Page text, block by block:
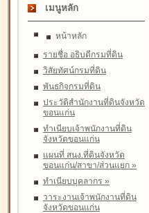
เมนูหลัก
หน้าหลัก
รายชื่อ อธิบดีกรมที่ดิน
วิสัยทัศน์กรมที่ดิน
พันธกิจกรมที่ดิน
ประวัติสำนักงานที่ดินจังหวัด
ขอนแก่น
ทำเนียบเจ้าพนักงานที่ดิน
จังหวัดขอนแก่น
แผนที่ สนง.ที่ดินจังหวัด
ขอนแก่น/สาขา/ส่วนแยก »
ทำเนียบบุคลากร »
วาระงานเจ้าพนักงานที่ดิน
จังหวัดขอนแก่น